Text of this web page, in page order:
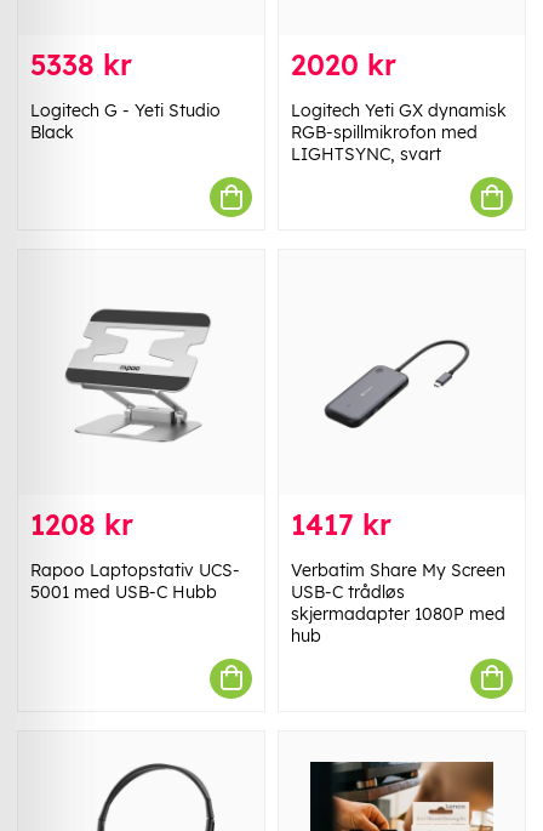
5338 kr
Logitech G - Yeti Studio
Black
2020 kr
Logitech Yeti GX dynamisk
RGB-spillmikrofon med
LIGHTSYNC, svart
1208 kr
Rapoo Laptopstativ UCS-
5001 med USB-C Hubb
1417 kr
Verbatim Share My Screen
USB-C trådløs
skjermadapter 1080P med
hub